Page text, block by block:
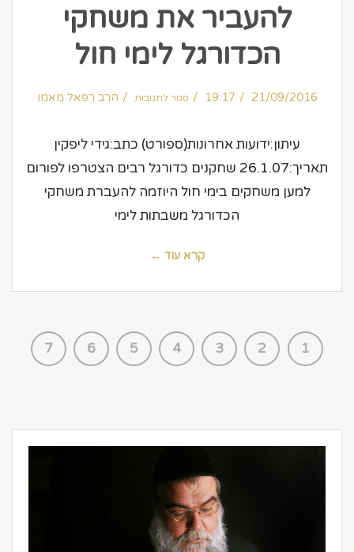
להעביר את משחקי
הכדורגל לימי חול
21/09/2016
19:17 סגור לתגובות היוזמה
של
משחקי
הכדורגל
חול
הרב רפאל מאמו
עיתון:ידועות אחרונות(ספורט) כתב:גידי ליפקין
תאריך:26.1.07 שחקנים כדורגל רבים הצטרפו לפורום
למען משחקים בימי חול היוזמה להעברת משחקי
הכדורגל משבתות לימי
קרא עוד ←
1
2
3
4
5
6
7